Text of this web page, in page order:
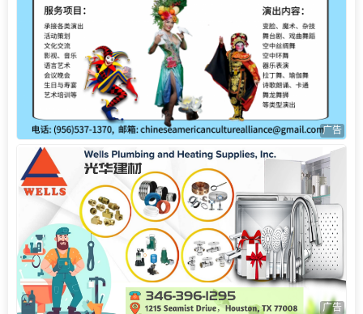
广告
广告